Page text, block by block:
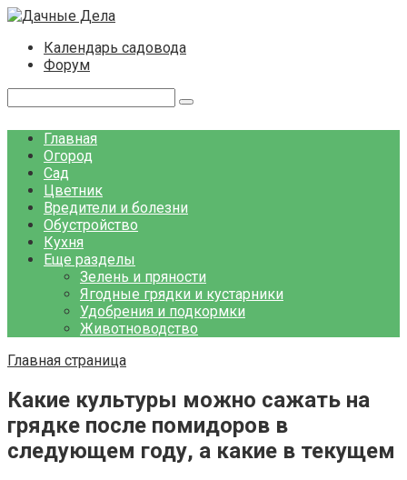
Перейти
контентуКалендарь садовода
Форум
Главная
Огород
Сад
Цветник
Вредители и болезни
Обустройство
Кухня
Еще разделы
Зелень и пряности
Ягодные грядки и кустарники
Удобрения и подкормки
Животноводство
Главная страница
Какие культуры можно сажать на
грядке после помидоров в
следующем году, а какие в текущем